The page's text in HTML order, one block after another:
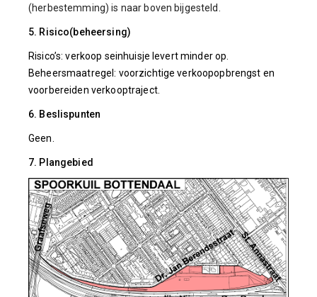
(herbestemming) is naar boven bijgesteld.
5. Risico(beheersing)
Risico’s: verkoop seinhuisje levert minder op.
Beheersmaatregel: voorzichtige verkoopopbrengst en
voorbereiden verkooptraject.
6. Beslispunten
Geen.
7. Plangebied